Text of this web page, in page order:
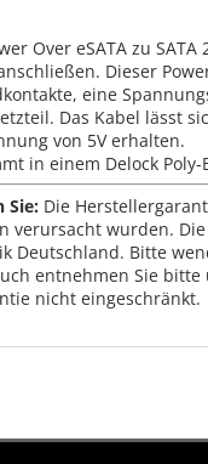
Over eSATA zu
Dieser
eine
Das Kabel lässt
von 5V erhalten.
in einem Delock Poly-
Sie: Die
verursacht wurden.
Deutschland. Bitte
entnehmen Sie bitte
nicht eingeschränkt.